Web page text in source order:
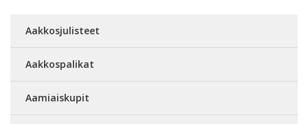
Aakkosjulisteet
Aakkospalikat
Aamiaiskupit